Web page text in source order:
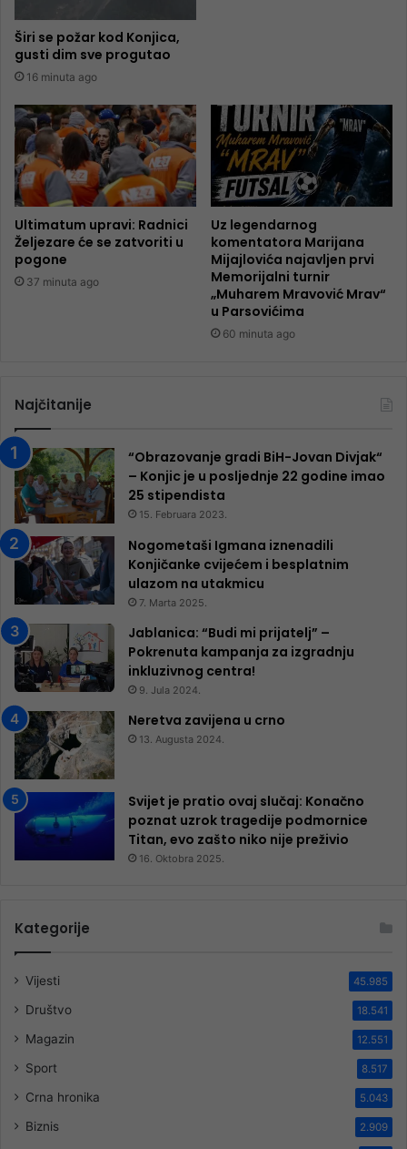
Širi se požar kod Konjica,
gusti dim sve progutao
16 minuta ago
Ultimatum upravi: Radnici
Željezare će se zatvoriti u
pogone
37 minuta ago
Uz legendarnog
komentatora Marijana
Mijajlovića najavljen prvi
Memorijalni turnir
„Muharem Mravović Mrav“
u Parsovićima
60 minuta ago
Najčitanije
“Obrazovanje gradi BiH-Jovan Divjak“
– Konjic je u posljednje 22 godine imao
25 ​​stipendista
15. Februara 2023.
Nogometaši Igmana iznenadili
Konjičanke cvijećem i besplatnim
ulazom na utakmicu
7. Marta 2025.
Jablanica: “Budi mi prijatelj” –
Pokrenuta kampanja za izgradnju
inkluzivnog centra!
9. Jula 2024.
Neretva zavijena u crno
13. Augusta 2024.
Svijet je pratio ovaj slučaj: Konačno
poznat uzrok tragedije podmornice
Titan, evo zašto niko nije preživio
16. Oktobra 2025.
Kategorije
Vijesti 45.985
Društvo 18.541
Magazin 12.551
Sport 8.517
Crna hronika 5.043
Biznis 2.909